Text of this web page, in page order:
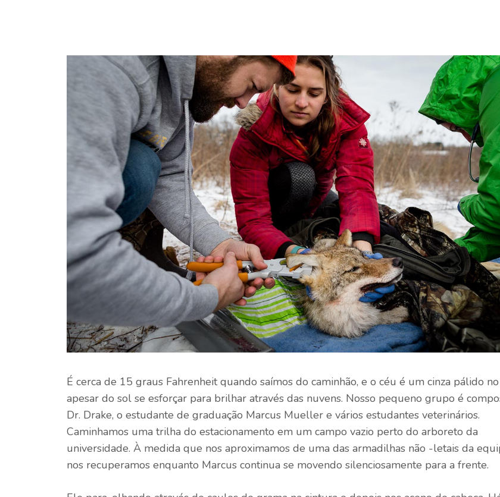
É cerca de 15 graus Fahrenheit quando saímos do caminhão, e o céu é um cinza pálido
apesar do sol se esforçar para brilhar através das nuvens. Nosso pequeno grupo é
Dr. Drake, o estudante de graduação Marcus Mueller e vários estudantes veterinários.
Caminhamos uma trilha do estacionamento em um campo vazio perto do arboreto da
universidade. À medida que nos aproximamos de uma das armadilhas não -letais da
nos recuperamos enquanto Marcus continua se movendo silenciosamente para a frente.